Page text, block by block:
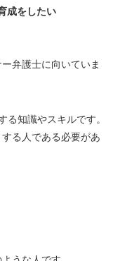
成をしたい
弁護士に向いていま
る知識やスキルです。
る人である必要があ